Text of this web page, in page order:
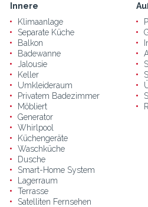
Innere
Klimaanlage
Separate Küche
Balkon
Badewanne
Jalousie
Keller
Umkleideraum
Privatem Badezimmer
Möbliert
Generator
Whirlpool
Küchengeräte
Waschküche
Dusche
Smart-Home System
Lagerraum
Terrasse
Satelliten Fernsehen